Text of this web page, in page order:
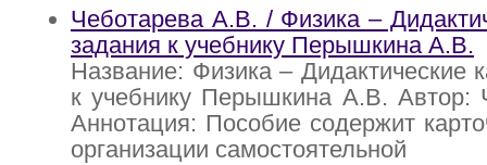
Чеботарева А.В. / Физика –
задания к учебнику Перышкина А.В.
Название: Физика – Дидактические
к учебнику Перышкина А.В. Автор:
Аннотация: Пособие содержит
организации самостоятельной